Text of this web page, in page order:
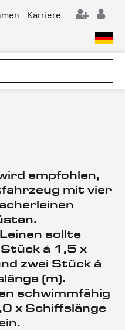
Karriere
empfohlen,
mit vier
sollte
á 1,5 x
zwei Stück á
(m).
schwimmfähig
x Schiffslänge